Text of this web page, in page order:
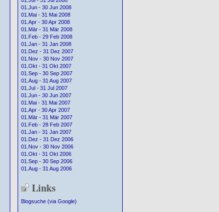
01.Jun - 30 Jun 2008
01.Mai - 31 Mai 2008
01.Apr - 30 Apr 2008
01.Mär - 31 Mär 2008
01.Feb - 29 Feb 2008
01.Jan - 31 Jan 2008
01.Dez - 31 Dez 2007
01.Nov - 30 Nov 2007
01.Okt - 31 Okt 2007
01.Sep - 30 Sep 2007
01.Aug - 31 Aug 2007
01.Jul - 31 Jul 2007
01.Jun - 30 Jun 2007
01.Mai - 31 Mai 2007
01.Apr - 30 Apr 2007
01.Mär - 31 Mär 2007
01.Feb - 28 Feb 2007
01.Jan - 31 Jan 2007
01.Dez - 31 Dez 2006
01.Nov - 30 Nov 2006
01.Okt - 31 Okt 2006
01.Sep - 30 Sep 2006
01.Aug - 31 Aug 2006
Links
Blogsuche (via Google)